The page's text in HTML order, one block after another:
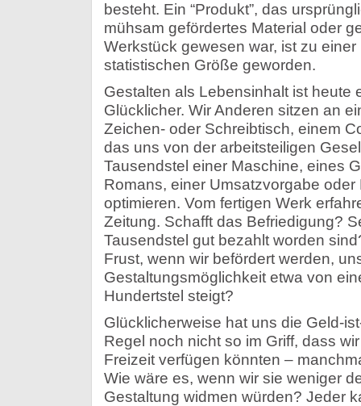
besteht. Ein “Produkt”, das
mühsam gefördertes Material oder
Werkstück gewesen war, ist zu
statistischen Größe geworden.
Gestalten als Lebensinhalt ist heute
Glücklicher. Wir Anderen sitzen an
Zeichen- oder Schreibtisch, einem
das uns von der arbeitsteiligen
Tausendstel einer Maschine, eines
Romans, einer Umsatzvorgabe
optimieren. Vom fertigen Werk
Zeitung. Schafft das Befriedigung?
Tausendstel gut bezahlt worden
Frust, wenn wir befördert werden,
Gestaltungsmöglichkeit etwa von
Hundertstel steigt?
Glücklicherweise hat uns die Geld-
Regel noch nicht so im Griff, dass
Freizeit verfügen könnten –
Wie wäre es, wenn wir sie weniger
Gestaltung widmen würden? Jeder